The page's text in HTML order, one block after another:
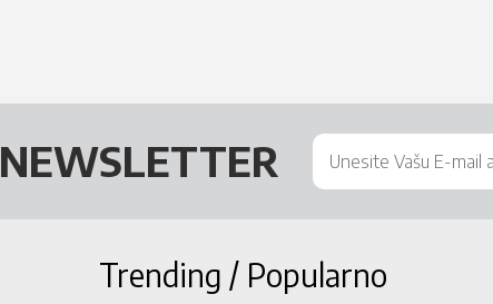
NEWSLETTER
Trending / Popularno